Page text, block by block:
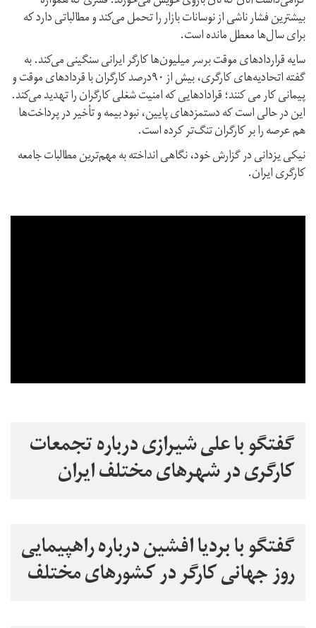
بیشترین فشار ناشی از نوسانات بازار را تحمل می‌کند و مطالباتی دارد که
برای سال‌ها معطل مانده است.
سایه قراردادهای موقت برسر میلیون‌ها کارگر ایرانی سنگینی می‌کند. به
گفته اتحادیه‌های کارگری، بیش از ۹۰درصد کارگران با قردادهای موقت و
پیمانی کار می کنند؛ قرادادهایی که امنیت شغلی کارگران را تهدید می‌کند.
این در حالی است که دستمزدهای پایین،‌ نبود بیمه و تأخیر در پرداخت‌ها
هم عرصه را بر کارگران تنگ‌تر کرده است.
نیکی یزدانی در گزارش خود، نگاهی انداخته به مهم‌ترین مطالبات جامعه
کارگری ایران.
گفتگو با علی شیرازی درباره تجمعات
کارگری در شهرهای مختلف ایران
گفتگو با بردیا افشین درباره راهپیمایی
روز جهانی کارگر در کشورهای مختلف